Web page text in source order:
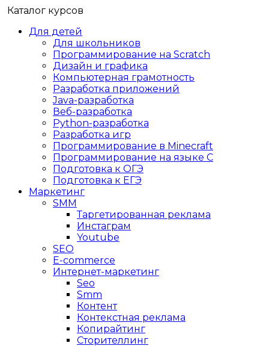
Каталог курсов
Для детей
Для школьников
Программирование на Scratch
Дизайн и графика
Компьютерная грамотность
Разработка приложений
Java-разработка
Веб-разработка
Python-разработка
Разработка игр
Программирование в Minecraft
Программирование на языке C
Подготовка к ОГЭ
Подготовка к ЕГЭ
Маркетинг
SMM
Таргетированная реклама
Инстаграм
Youtube
SEO
E-сommerce
Интернет-маркетинг
Seo
Smm
Контент
Контекстная реклама
Копирайтинг
Сторителлинг